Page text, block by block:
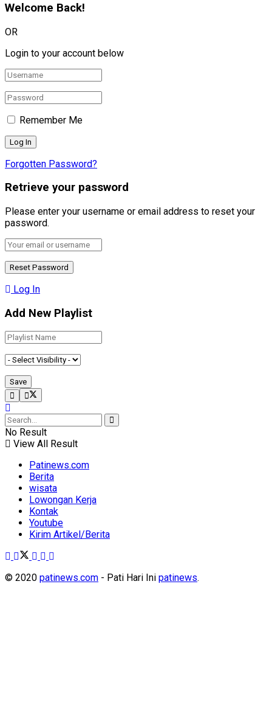
Welcome Back!
OR
Login to your account below
Remember Me
Forgotten Password?
Retrieve your password
Please enter your username or email address to reset your
password.
Log In
Add New Playlist
No Result
View All Result
Patinews.com
Berita
wisata
Lowongan Kerja
Kontak
Youtube
Kirim Artikel/Berita
© 2020 patinews.com - Pati Hari Ini patinews.